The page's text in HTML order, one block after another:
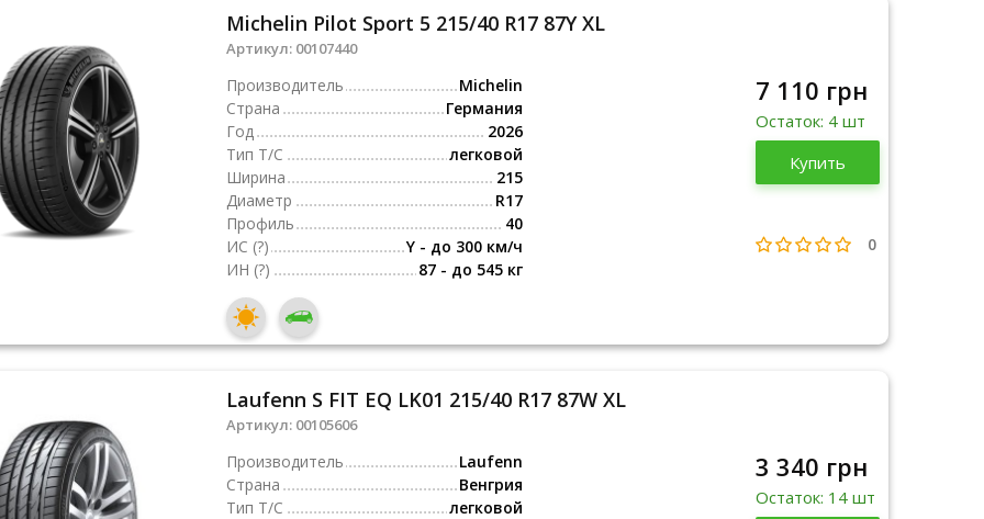
Michelin Pilot Sport 5 215/40 R17 87Y XL
Артикул: 00107440
Производитель
Michelin
Страна
Германия
Год
2026
Тип Т/С
легковой
Ширина
215
Диаметр
R17
Профиль
40
ИС (?)
Y - до 300 км/ч
ИН (?) 87 - до 545 кг
Германия
2026
7 110 грн
Остаток: 4 шт
Купить
0
Laufenn S FIT EQ LK01 215/40 R17 87W XL
Артикул: 00105606
Производитель
Laufenn
Страна
Венгрия
Тип Т/С
легковой
3 340 грн
Остаток: 14 шт